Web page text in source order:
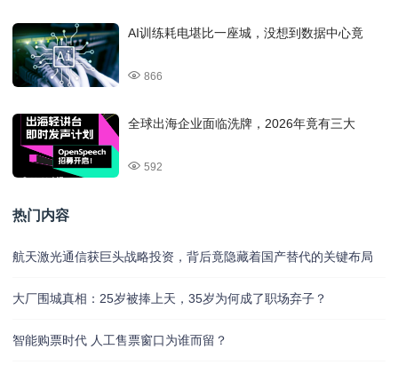
AI训练耗电堪比一座城，没想到数据中心竟
866
全球出海企业面临洗牌，2026年竟有三大
592
热门内容
航天激光通信获巨头战略投资，背后竟隐藏着国产替代的关键布局
大厂围城真相：25岁被捧上天，35岁为何成了职场弃子？
智能购票时代 人工售票窗口为谁而留？